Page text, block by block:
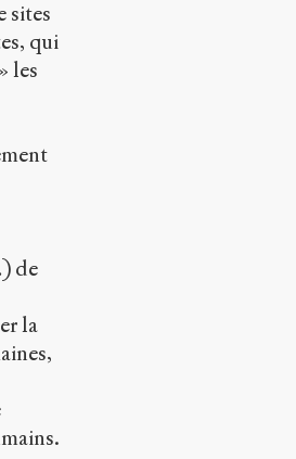
sites
qui
les
de
la